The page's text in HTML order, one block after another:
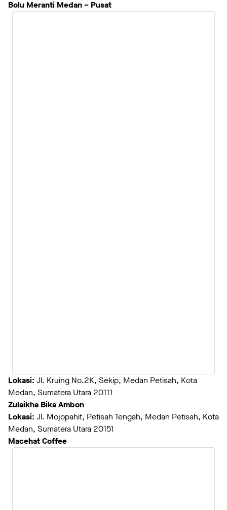
Bolu Meranti Medan – Pusat
Lokasi: Jl. Kruing No.2K, Sekip, Medan Petisah, Kota
Medan, Sumatera Utara 20111
Zulaikha Bika Ambon
Lokasi: Jl. Mojopahit, Petisah Tengah, Medan Petisah, Kota
Medan, Sumatera Utara 20151
Macehat Coffee